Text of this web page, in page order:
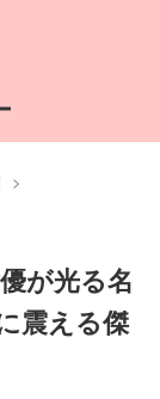
>
が光る名
震える傑